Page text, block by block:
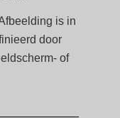
is in
door
of